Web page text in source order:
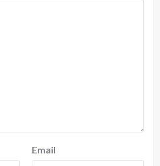
Email